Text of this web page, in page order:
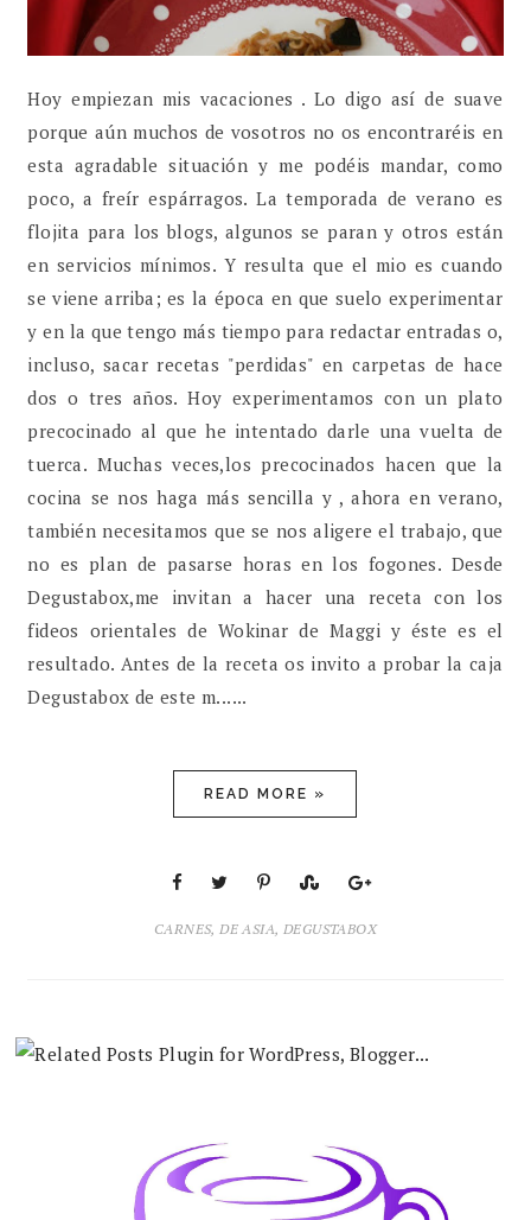
Hoy empiezan mis vacaciones . Lo digo así de suave
porque aún muchos de vosotros no os encontraréis en
esta agradable situación y me podéis mandar, como
poco, a freír espárragos. La temporada de verano es
flojita para los blogs, algunos se paran y otros están
en servicios mínimos. Y resulta que el mio es cuando
se viene arriba; es la época en que suelo experimentar
y en la que tengo más tiempo para redactar entradas o,
incluso, sacar recetas "perdidas" en carpetas de hace
dos o tres años. Hoy experimentamos con un plato
precocinado al que he intentado darle una vuelta de
tuerca. Muchas veces,los precocinados hacen que la
cocina se nos haga más sencilla y , ahora en verano,
también necesitamos que se nos aligere el trabajo, que
no es plan de pasarse horas en los fogones. Desde
Degustabox,me invitan a hacer una receta con los
fideos orientales de Wokinar de Maggi y éste es el
resultado. Antes de la receta os invito a probar la caja
Degustabox de este m......
READ MORE »
CARNES,DE ASIA, DEGUSTABOX